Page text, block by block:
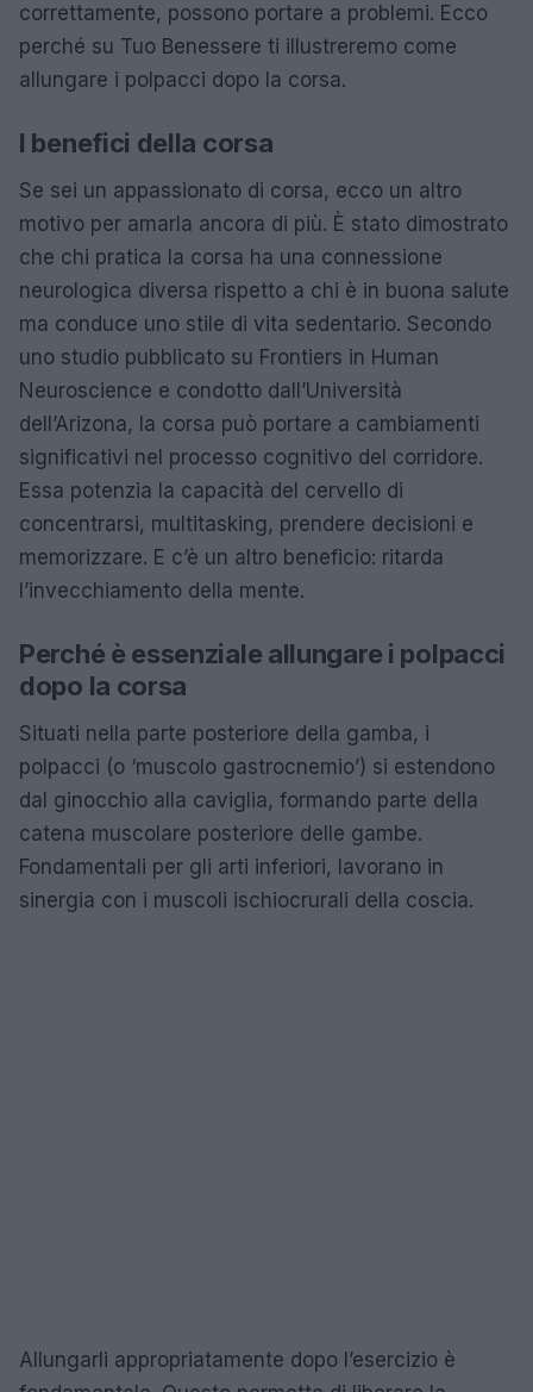
correttamente, possono portare a problemi. Ecco
perché su Tuo Benessere ti illustreremo come
allungare i polpacci dopo la corsa.
I benefici della corsa
Se sei un appassionato di corsa, ecco un altro
motivo per amarla ancora di più. È stato dimostrato
che chi pratica la corsa ha una connessione
neurologica diversa rispetto a chi è in buona salute
ma conduce uno stile di vita sedentario. Secondo
uno studio pubblicato su Frontiers in Human
Neuroscience e condotto dall’Università
dell’Arizona, la corsa può portare a cambiamenti
significativi nel processo cognitivo del corridore.
Essa potenzia la capacità del cervello di
concentrarsi, multitasking, prendere decisioni e
memorizzare. E c’è un altro beneficio: ritarda
l’invecchiamento della mente.
Perché è essenziale allungare i polpacci
dopo la corsa
Situati nella parte posteriore della gamba, i
polpacci (o ‘muscolo gastrocnemio’) si estendono
dal ginocchio alla caviglia, formando parte della
catena muscolare posteriore delle gambe.
Fondamentali per gli arti inferiori, lavorano in
sinergia con i muscoli ischiocrurali della coscia.
Allungarli appropriatamente dopo l’esercizio è